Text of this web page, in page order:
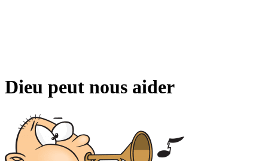
Dieu peut nous aider